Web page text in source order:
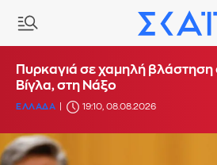
Πυρκαγιά σε χαμηλή βλάστηση
Βίγλα, στη Νάξο
ΕΛΛΑΔΑ 19:10, 08.08.2026